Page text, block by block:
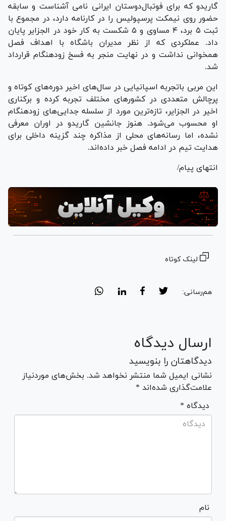
گاریدو که برای فوتبال‌دوستان ایرانی نامی آشناست و سابقه
حضور روی نیمکت پرسپولیس را در کارنامه دارد، در مجموع با
ثبت ۵ برد، ۴ مساوی و ۵ شکست به کار خود در الجزایر پایان
داد. عملکردی که از نظر مدیران باشگاه با اهداف فصل
همخوانی نداشت و در نهایت منجر به فسخ زودهنگام قرارداد
شد.
این مربی باتجربه اسپانیایی در سال‌های اخیر دوره‌های کوتاه و
پرچالش متعددی در کشورهای مختلف تجربه کرده و برکناری
اخیر در الجزایر، تازه‌ترین مورد از سلسله جدایی‌های زودهنگام
او محسوب می‌شود. هنوز جانشین گاریدو در اوران معرفی
نشده، اما رسانه‌های محلی از مذاکره چند گزینه داخلی برای
هدایت تیم در ادامه فصل خبر داده‌اند.
انتهای پیام/
لینک کوتاه
هم‌رسانی:
ارسال دیدگاه
دیدگاهتان را بنویسید
نشانی ایمیل شما منتشر نخواهد شد. بخش‌های موردنیاز
علامت‌گذاری شده‌اند *
* دیدگاه
نام